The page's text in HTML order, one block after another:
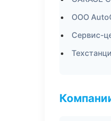
ООО
Сервис-